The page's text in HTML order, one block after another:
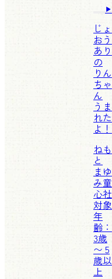
じょ
おう
あり
の
りん
ちゃ
ん
うま
れた
よ！
ねも
と
まゆ
み童
心社
対象
年
齢：
3歳
〜 5
歳以
上